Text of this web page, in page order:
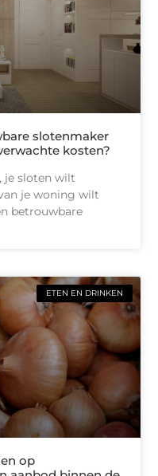
slotenmaker
kosten?
je sloten wilt
je woning wilt
betrouwbare
ETEN EN DRINKEN
op